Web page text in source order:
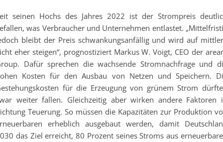
seinen Hochs des Jahres 2022 ist der Strompreis
was Verbraucher und Unternehmen entlastet.
bleibt der Preis schwankungsanfällig und wird auf
eher steigen“, prognostiziert Markus W. Voigt, CEO der
Dafür sprechen die wachsende Stromnachfrage und
Kosten für den Ausbau von Netzen und Speichern.
für die Erzeugung von grünem Strom
weiter fallen. Gleichzeitig aber wirken andere Faktoren
Teuerung. So müssen die Kapazitäten zur Produktion
erheblich ausgebaut werden, damit
das Ziel erreicht, 80 Prozent seines Stroms aus